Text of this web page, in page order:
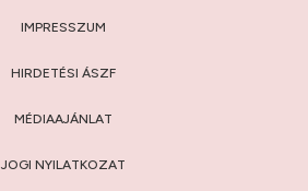
IMPRESSZUM
HIRDETÉSI ÁSZF
MÉDIAAJÁNLAT
JOGI NYILATKOZAT